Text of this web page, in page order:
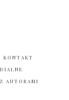
KONTAKT
AUTORAMI